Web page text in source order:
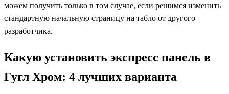
можем получить только в том случае, если решимся изменить
стандартную начальную страницу на табло от другого
разработчика.
Какую установить экспресс панель в
Гугл Хром: 4 лучших варианта